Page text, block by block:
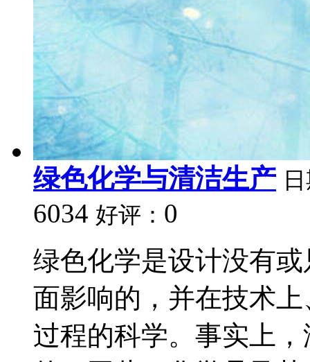
绿色化学与清洁生产
6034 好评： 0
绿色化学是设计没有
面影响的，并在技术
过程的科学。事实上